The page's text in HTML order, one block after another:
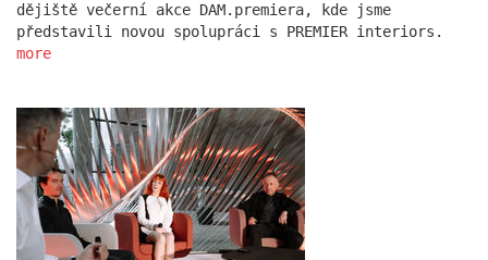
dějiště večerní akce DAM.premiera, kde jsme
představili novou spolupráci s PREMIER interiors.
more